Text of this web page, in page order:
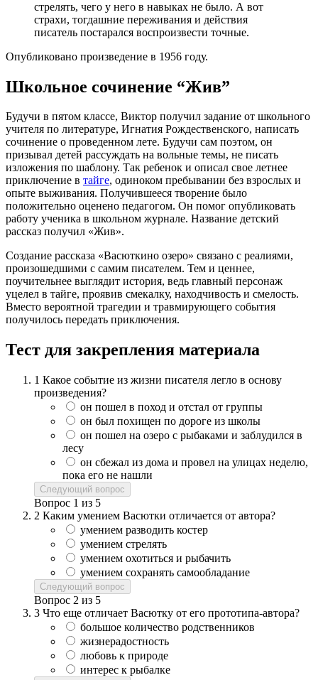
стрелять, чего у него в навыках не было. А вот
страхи, тогдашние переживания и действия
писатель постарался воспроизвести точные.
Опубликовано произведение в 1956 году.
Школьное сочинение “Жив”
Будучи в пятом классе, Виктор получил задание от школьного
учителя по литературе, Игнатия Рождественского, написать
сочинение о проведенном лете. Будучи сам поэтом, он
призывал детей рассуждать на вольные темы, не писать
изложения по шаблону. Так ребенок и описал свое летнее
приключение в тайге, одиноком пребывании без взрослых и
опыте выживания. Получившееся творение было
положительно оценено педагогом. Он помог опубликовать
работу ученика в школьном журнале. Название детский
рассказ получил «Жив».
Создание рассказа «Васюткино озеро» связано с реалиями,
произошедшими с самим писателем. Тем и ценнее,
поучительнее выглядит история, ведь главный персонаж
уцелел в тайге, проявив смекалку, находчивость и смелость.
Вместо вероятной трагедии и травмирующего события
получилось передать приключения.
Тест для закрепления материала
1 Какое событие из жизни писателя легло в основу
произведения?
он пошел в поход и отстал от группы
он был похищен по дороге из школы
он пошел на озеро с рыбаками и заблудился в
лесу
он сбежал из дома и провел на улицах неделю,
пока его не нашли
Следующий вопрос
Вопрос 1 из 5
2 Каким умением Васютки отличается от автора?
умением разводить костер
умением стрелять
умением охотиться и рыбачить
умением сохранять самообладание
Следующий вопрос
Вопрос 2 из 5
3 Что еще отличает Васютку от его прототипа-автора?
большое количество родственников
жизнерадостность
любовь к природе
интерес к рыбалке